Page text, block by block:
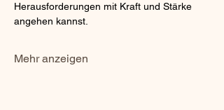
Herausforderungen mit Kraft und Stärke
angehen kannst.
Mehr anzeigen